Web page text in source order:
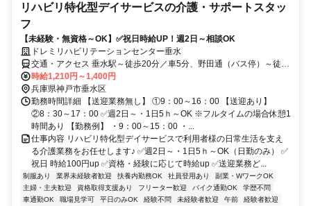
リハビリ特化型デイサービスの介護・サポートスタッ
フ
【未経験・無資格～OK】✅祝日時給UP！週2日～相談OK
ドレミリハビリテーションセンター垂水
交通・アクセス 垂水駅～徒歩20分／車5分、野田通（バス停）～徒歩
5分
時給1,210円～1,400円
兵庫県神戸市垂水区
勤務時間詳細 【送迎業務無し】 ①9：00～16：00 【送迎あり】
②8：30～17：00 ✅週2日～・1日5ｈ～OK ※フルタイムの場合休憩1
時間あり 【勤務例】 ・9：00～15：00 ・...
仕事内容 リハビリ特化型デイサービスで利用者様の日常生活を支え
る介護業務をお任せします♪ ✅週2日～・1日5ｈ～OK（日勤のみ） ✅
祝日 時給100円up ✅資格・経験に応じて時給up ✅送迎業務ど...
制服あり 業界未経験者歓迎 扶養内勤務OK 社員登用あり
副業・WワークOK
主婦・主夫歓迎
資格取得支援あり フリーター歓迎 バイク通勤OK
学歴不問
車通勤OK
職場見学可 平日のみOK 経験不問 未経験者歓迎 午前
経験者歓迎